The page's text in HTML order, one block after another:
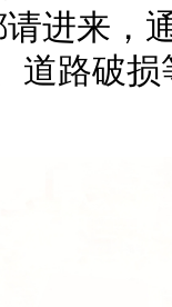
进来，
道路破